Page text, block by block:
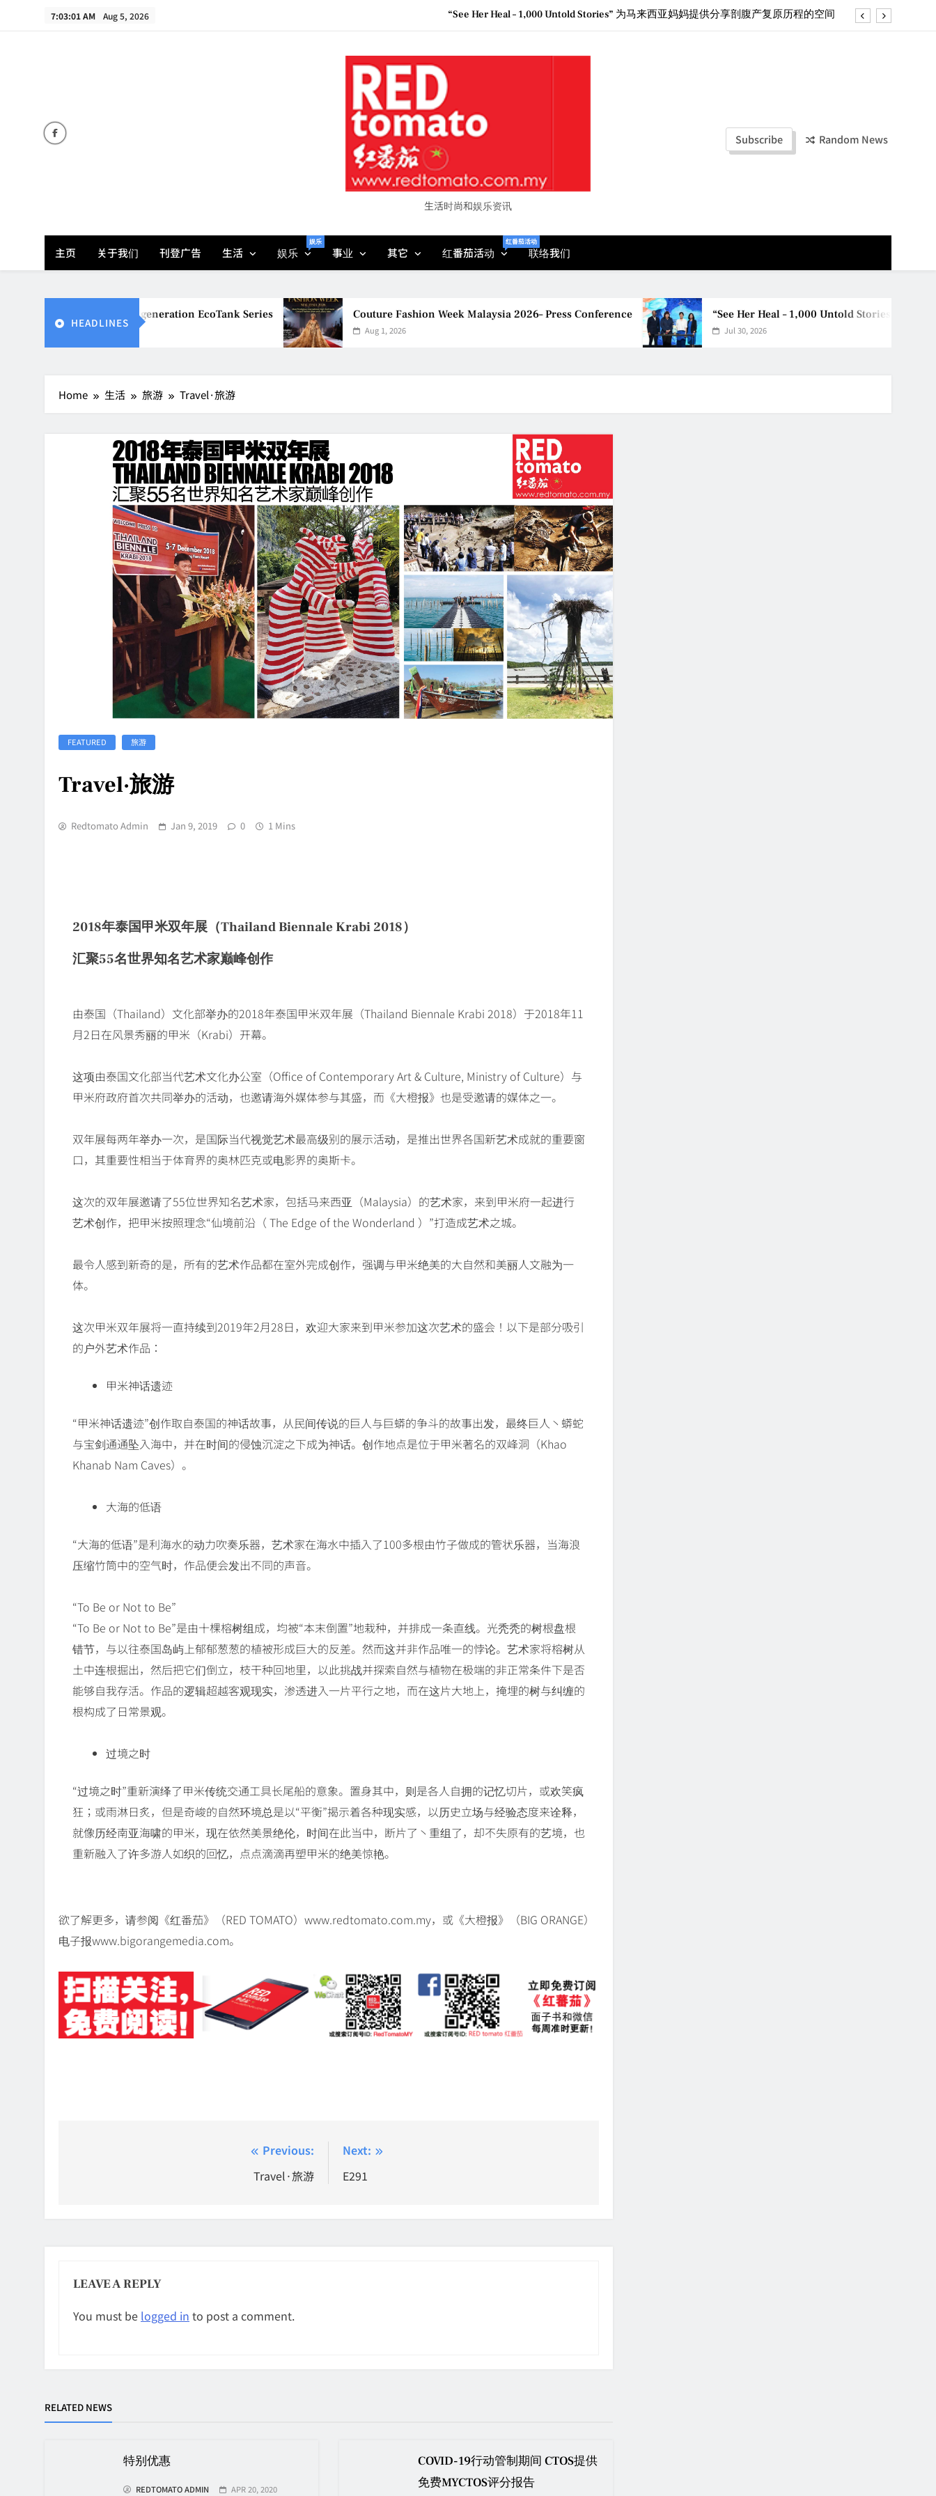
7:03:02 AM Aug 5, 2026 “See Her Heal – 1,000 Untold Stories” 为马来西亚妈妈提供分享剖腹产复原历程的空间
“See Her Heal – 1,000 Untold Stories” 为马来西亚妈妈提供分享剖腹产复原历程的空间
生活时尚和娱乐资讯
Subscribe Random News
主页 关于我们 刊登广告 生活 娱乐
娱乐
事业 其它 红番茄活动
红番茄活动
联络我们
HEADLINES
printing with next-generation EcoTank Series Couture Fashion Week Malaysia 2026– Press Conference
Aug 1, 2026
“See Her Heal – 1,000 Untold Stories” 为马来西亚
Jul 30, 2026
Home 生活 旅游 Travel·旅游
FEATURED 旅游
Travel·旅游
Redtomato Admin Jan 9, 2019 0 1 Mins
2018年泰国甲米双年展（Thailand Biennale Krabi 2018）
汇聚55名世界知名艺术家巅峰创作
由泰国（Thailand）文化部举办的2018年泰国甲米双年展（Thailand Biennale Krabi 2018）于2018年11
月2日在风景秀丽的甲米（Krabi）开幕。
这项由泰国文化部当代艺术文化办公室（Office of Contemporary Art & Culture, Ministry of Culture）与
甲米府政府首次共同举办的活动，也邀请海外媒体参与其盛，而《大橙报》也是受邀请的媒体之一。
双年展每两年举办一次，是国际当代视觉艺术最高级别的展示活动，是推出世界各国新艺术成就的重要窗
口，其重要性相当于体育界的奥林匹克或电影界的奥斯卡。
这次的双年展邀请了55位世界知名艺术家，包括马来西亚（Malaysia）的艺术家，来到甲米府一起进行
艺术创作，把甲米按照理念“仙境前沿（ The Edge of the Wonderland ）”打造成艺术之城。
最令人感到新奇的是，所有的艺术作品都在室外完成创作，强调与甲米绝美的大自然和美丽人文融为一
体。
这次甲米双年展将一直持续到2019年2月28日，欢迎大家来到甲米参加这次艺术的盛会！以下是部分吸引
的户外艺术作品：
甲米神话遗迹
“甲米神话遗迹”创作取自泰国的神话故事，从民间传说的巨人与巨蟒的争斗的故事出发，最终巨人丶蟒蛇
与宝剑通通坠入海中，并在时间的侵蚀沉淀之下成为神话。创作地点是位于甲米著名的双峰洞（Khao
Khanab Nam Caves）。
大海的低语
“大海的低语”是利海水的动力吹奏乐器，艺术家在海水中插入了100多根由竹子做成的管状乐器，当海浪
压缩竹筒中的空气时，作品便会发出不同的声音。
“To Be or Not to Be”
“To Be or Not to Be”是由十棵榕树组成，均被“本末倒置”地栽种，并排成一条直线。光秃秃的树根盘根
错节，与以往泰国岛屿上郁郁葱葱的植被形成巨大的反差。然而这并非作品唯一的悖论。艺术家将榕树从
土中连根掘出，然后把它们倒立，枝干种回地里，以此挑战并探索自然与植物在极端的非正常条件下是否
能够自我存活。作品的逻辑超越客观现实，渗透进入一片平行之地，而在这片大地上，掩埋的树与纠缠的
根构成了日常景观。
过境之时
“过境之时”重新演绎了甲米传统交通工具长尾船的意象。置身其中，则是各人自拥的记忆切片，或欢笑疯
狂；或雨淋日炙，但是奇峻的自然环境总是以“平衡”揭示着各种现实感，以历史立场与经验态度来诠释，
就像历经南亚海啸的甲米，现在依然美景绝伦，时间在此当中，断片了丶重组了，却不失原有的艺境，也
重新融入了许多游人如织的回忆，点点滴滴再塑甲米的绝美惊艳。
欲了解更多，请参阅《红番茄》（RED TOMATO）www.redtomato.com.my，或《大橙报》（BIG ORANGE）
电子报www.bigorangemedia.com。
Previous:
Travel·旅游
Next:
E291
LEAVE A REPLY
You must be logged in to post a comment.
RELATED NEWS
特别优惠
REDTOMATO ADMIN APR 20, 2020
COVID-19行动管制期间 CTOS提供
免费MYCTOS评分报告